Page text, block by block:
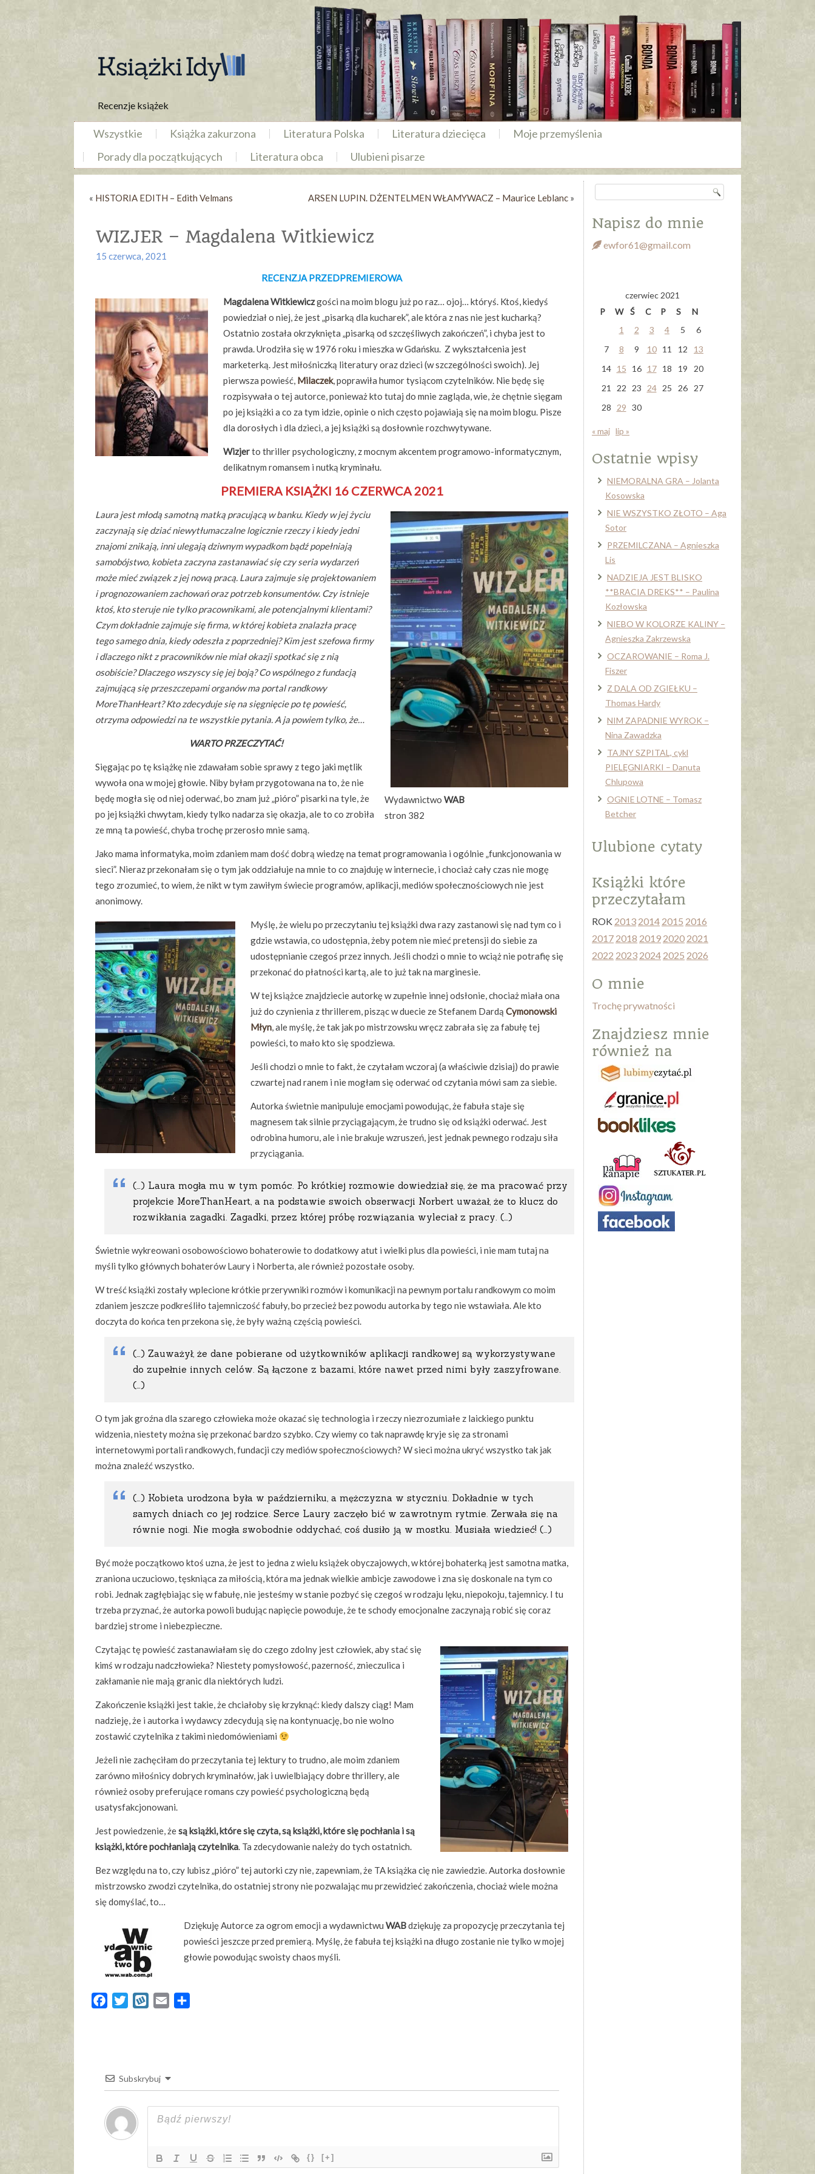
Recenzje książek
Wszystkie Książka zakurzona Literatura Polska Literatura dziecięca
Moje przemyślenia
Porady dla początkujących
Literatura obca Ulubieni pisarze
« HISTORIA EDITH – Edith Velmans ARSEN LUPIN. DŻENTELMEN WŁAMYWACZ – Maurice Leblanc »
WIZJER – Magdalena Witkiewicz
15 czerwca, 2021
RECENZJA PRZEDPREMIEROWA
Magdalena Witkiewiczgości na moim blogu już po raz… ojoj… któryś. Ktoś, kiedyś
powiedział o niej, że jest „pisarką dla kucharek”, ale która z nas nie jest kucharką?
Ostatnio została okrzyknięta „pisarką od szczęśliwych zakończeń”, i chyba jest to
prawda. Urodziła się w 1976 roku i mieszka w Gdańsku. Z wykształcenia jest
marketerką. Jest miłośniczką literatury oraz dzieci (w szczególności swoich). Jej
pierwsza powieść, Milaczek, poprawiła humor tysiącom czytelników. Nie będę się
rozpisywała o tej autorce, ponieważ kto tutaj do mnie zagląda, wie, że chętnie sięgam
po jej książki a co za tym idzie, opinie o nich często pojawiają się na moim blogu. Pisze
dla dorosłych i dla dzieci, a jej książki są dosłownie rozchwytywane.
Wizjerto thriller psychologiczny, z mocnym akcentem programowo-informatycznym,
delikatnym romansem i nutką kryminału.
PREMIERA KSIĄŻKI 16 CZERWCA 2021
Wydawnictwo WAB
stron 382
Laura jest młodą samotną matką pracującą w banku. Kiedy w jej życiu
zaczynają się dziać niewytłumaczalne logicznie rzeczy i kiedy jedni
znajomi znikają, inni ulegają dziwnym wypadkom bądź popełniają
samobójstwo, kobieta zaczyna zastanawiać się czy seria wydarzeń
może mieć związek z jej nową pracą. Laura zajmuje się projektowaniem
i prognozowaniem zachowań oraz potrzeb konsumentów. Czy istnieje
ktoś, kto steruje nie tylko pracownikami, ale potencjalnymi klientami?
Czym dokładnie zajmuje się firma, w której kobieta znalazła pracę
tego samego dnia, kiedy odeszła z poprzedniej? Kim jest szefowa firmy
i dlaczego nikt z pracowników nie miał okazji spotkać się z nią
osobiście? Dlaczego wszyscy się jej boją? Co wspólnego z fundacją
zajmującą się przeszczepami organów ma portal randkowy
MoreThanHeart? Kto zdecyduje się na sięgnięcie po tę powieść,
otrzyma odpowiedzi na te wszystkie pytania. A ja powiem tylko, że…
WARTO PRZECZYTAĆ!
Sięgając po tę książkę nie zdawałam sobie sprawy z tego jaki mętlik
wywoła ona w mojej głowie. Niby byłam przygotowana na to, że nie
będę mogła się od niej oderwać, bo znam już „pióro” pisarki na tyle, że
po jej książki chwytam, kiedy tylko nadarza się okazja, ale to co zrobiła
ze mną ta powieść, chyba trochę przerosło mnie samą.
Jako mama informatyka, moim zdaniem mam dość dobrą wiedzę na temat programowania i ogólnie „funkcjonowania w
sieci”. Nieraz przekonałam się o tym jak oddziałuje na mnie to co znajduję w internecie, i chociaż cały czas nie mogę
tego zrozumieć, to wiem, że nikt w tym zawiłym świecie programów, aplikacji, mediów społecznościowych nie jest
anonimowy.
Myślę, że wielu po przeczytaniu tej książki dwa razy zastanowi się nad tym co i
gdzie wstawia, co udostępnia, żeby potem nie mieć pretensji do siebie za
udostępnianie czegoś przez innych. Jeśli chodzi o mnie to wciąż nie potrafię się
przekonać do płatności kartą, ale to już tak na marginesie.
W tej książce znajdziecie autorkę w zupełnie innej odsłonie, chociaż miała ona
już do czynienia z thrillerem, pisząc w duecie ze Stefanem Dardą Cymonowski
Młyn, ale myślę, że tak jak po mistrzowsku wręcz zabrała się za fabułę tej
powieści, to mało kto się spodziewa.
Jeśli chodzi o mnie to fakt, że czytałam wczoraj (a właściwie dzisiaj) do prawie
czwartej nad ranem i nie mogłam się oderwać od czytania mówi sam za siebie.
Autorka świetnie manipuluje emocjami powodując, że fabuła staje się
magnesem tak silnie przyciągającym, że trudno się od książki oderwać. Jest
odrobina humoru, ale i nie brakuje wzruszeń, jest jednak pewnego rodzaju siła
przyciągania.
(…) Laura mogła mu w tym pomóc. Po krótkiej rozmowie dowiedział się, że ma pracować przy
projekcie MoreThanHeart, a na podstawie swoich obserwacji Norbert uważał, że to klucz do
rozwikłania zagadki. Zagadki, przez której próbę rozwiązania wyleciał z pracy. (…)
Świetnie wykreowani osobowościowo bohaterowie to dodatkowy atut i wielki plus dla powieści, i nie mam tutaj na
myśli tylko głównych bohaterów Laury i Norberta, ale również pozostałe osoby.
W treść książki zostały wplecione krótkie przerywniki rozmów i komunikacji na pewnym portalu randkowym co moim
zdaniem jeszcze podkreśliło tajemniczość fabuły, bo przecież bez powodu autorka by tego nie wstawiała. Ale kto
doczyta do końca ten przekona się, że były ważną częścią powieści.
(…) Zauważył, że dane pobierane od użytkowników aplikacji randkowej są wykorzystywane
do zupełnie innych celów. Są łączone z bazami, które nawet przed nimi były zaszyfrowane.
(…)
O tym jak groźna dla szarego człowieka może okazać się technologia i rzeczy niezrozumiałe z laickiego punktu
widzenia, niestety można się przekonać bardzo szybko. Czy wiemy co tak naprawdę kryje się za stronami
internetowymi portali randkowych, fundacji czy mediów społecznościowych? W sieci można ukryć wszystko tak jak
można znaleźć wszystko.
(…) Kobieta urodzona była w październiku, a mężczyzna w styczniu. Dokładnie w tych
samych dniach co jej rodzice. Serce Laury zaczęło bić w zawrotnym rytmie. Zerwała się na
równie nogi. Nie mogła swobodnie oddychać, coś dusiło ją w mostku. Musiała wiedzieć! (…)
Być może początkowo ktoś uzna, że jest to jedna z wielu książek obyczajowych, w której bohaterką jest samotna matka,
zraniona uczuciowo, tęskniąca za miłością, która ma jednak wielkie ambicje zawodowe i zna się doskonale na tym co
robi. Jednak zagłębiając się w fabułę, nie jesteśmy w stanie pozbyć się czegoś w rodzaju lęku, niepokoju, tajemnicy. I tu
trzeba przyznać, że autorka powoli budując napięcie powoduje, że te schody emocjonalne zaczynają robić się coraz
bardziej strome i niebezpieczne.
Czytając tę powieść zastanawiałam się do czego zdolny jest człowiek, aby stać się
kimś w rodzaju nadczłowieka? Niestety pomysłowość, pazerność, znieczulica i
zakłamanie nie mają granic dla niektórych ludzi.
Zakończenie książki jest takie, że chciałoby się krzyknąć: kiedy dalszy ciąg! Mam
nadzieję, że i autorka i wydawcy zdecydują się na kontynuację, bo nie wolno
zostawić czytelnika z takimi niedomówieniami
Jeżeli nie zachęciłam do przeczytania tej lektury to trudno, ale moim zdaniem
zarówno miłośnicy dobrych kryminałów, jak i uwielbiający dobre thrillery, ale
również osoby preferujące romans czy powieść psychologiczną będą
usatysfakcjonowani.
Jest powiedzenie, żesą książki, które się czyta, są książki, które się pochłania i są
książki, które pochłaniają czytelnika. Ta zdecydowanie należy do tych ostatnich.
Bez względu na to, czy lubisz „pióro” tej autorki czy nie, zapewniam, że TA książka cię nie zawiedzie. Autorka dosłownie
mistrzowsko zwodzi czytelnika, do ostatniej strony nie pozwalając mu przewidzieć zakończenia, chociaż wiele można
się domyślać, to…
Dziękuję Autorce za ogrom emocji a wydawnictwu WABdziękuję za propozycję przeczytania tej
powieści jeszcze przed premierą. Myślę, że fabuła tej książki na długo zostanie nie tylko w mojej
głowie powodując swoisty chaos myśli.
FacebookTwitterWykopEmail
Subskrybuj
{} [+]
Napisz do mnie
ewfor61@gmail.com
czerwiec 2021
P
W Ś C P S
N
1
2 3 4 5
6
7
8 9 10 11 12
13
14
15 16 17 18 19
20
21
22 23 24 25 26
27
28
29 30
« maj lip »
Ostatnie wpisy
NIEMORALNA GRA – Jolanta
Kosowska
NIE WSZYSTKO ZŁOTO – Aga
Sotor
PRZEMILCZANA – Agnieszka
Lis
NADZIEJA JEST BLISKO
**BRACIA DREKS** – Paulina
Kozłowska
NIEBO W KOLORZE KALINY –
Agnieszka Zakrzewska
OCZAROWANIE – Roma J.
Fiszer
Z DALA OD ZGIEŁKU –
Thomas Hardy
NIM ZAPADNIE WYROK –
Nina Zawadzka
TAJNY SZPITAL, cykl
PIELĘGNIARKI – Danuta
Chlupowa
OGNIE LOTNE – Tomasz
Betcher
Ulubione cytaty
Książki które
przeczytałam
ROK 2013 2014 2015 2016
2017 2018 2019 2020 2021
2022 2023 2024 2025 2026
O mnie
Trochę prywatności
Znajdziesz mnie
również na